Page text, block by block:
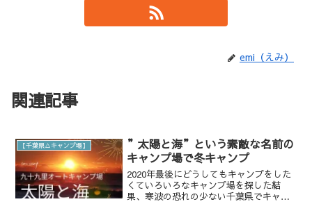
emi（えみ）
関連記事
【千葉県△キャンプ場】
”太陽と海”という素敵な名前の
キャンプ場で冬キャンプ
2020年最後にどうしてもキャンプをした
くていろいろなキャンプ場を探した結
果、寒波の恐れの少ない千葉県でキャン